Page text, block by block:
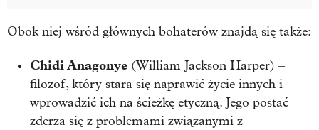
Obok niej wśród głównych bohaterów znajdą się także:
Chidi Anagonye (William Jackson Harper) –
filozof, który stara się naprawić życie innych i
wprowadzić ich na ścieżkę etyczną. Jego postać
zderza się z problemami związanymi z